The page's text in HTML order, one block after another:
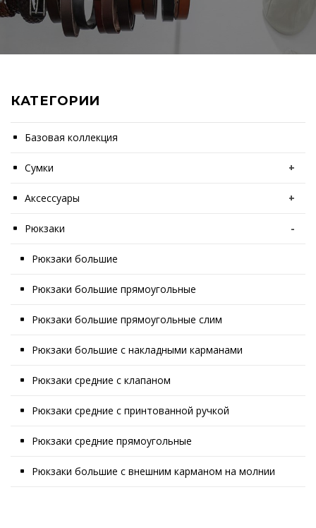
КАТЕГОРИИ
Базовая коллекция
Сумки +
Аксессуары +
Рюкзаки -
Рюкзаки большие
Рюкзаки большие прямоугольные
Рюкзаки большие прямоугольные слим
Рюкзаки большие с накладными карманами
Рюкзаки средние с клапаном
Рюкзаки средние с принтованной ручкой
Рюкзаки средние прямоугольные
Рюкзаки большие с внешним карманом на молнии